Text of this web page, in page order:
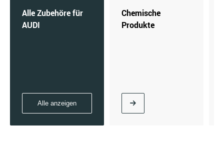
Alle Zubehöre für
AUDI
Alle anzeigen
Chemische
Produkte